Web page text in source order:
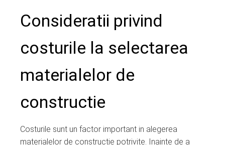
Consideratii privind
costurile la selectarea
materialelor de
constructie
Costurile sunt un factor important in alegerea
materialelor de constructie potrivite. Inainte de a